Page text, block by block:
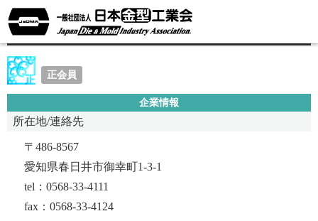
株式会社イケックス工業
正会員
企業情報
所在地/連絡先
〒486-8567
愛知県春日井市御幸町1-3-1
tel：0568-33-4111
fax：0568-33-4124